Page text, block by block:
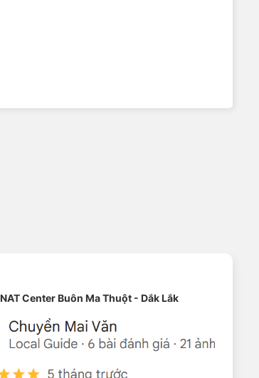
NAT Center Buôn Ma Thuột - Dắk Lắk